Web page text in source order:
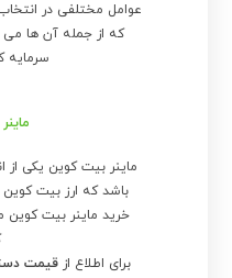
عوامل مختلفی در
که از جمله آن ها می
سرمایه
ماینر بیت کوین یکی از
باشد که ارز بیت
خرید ماینر بیت کوین
برای اطلاع ازقیمت